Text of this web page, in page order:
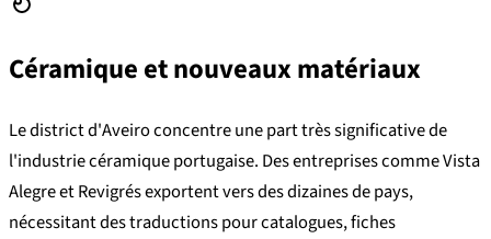
Céramique et nouveaux matériaux
Le district d'Aveiro concentre une part très significative de
l'industrie céramique portugaise. Des entreprises comme Vista
Alegre et Revigrés exportent vers des dizaines de pays,
nécessitant des traductions pour catalogues, fiches